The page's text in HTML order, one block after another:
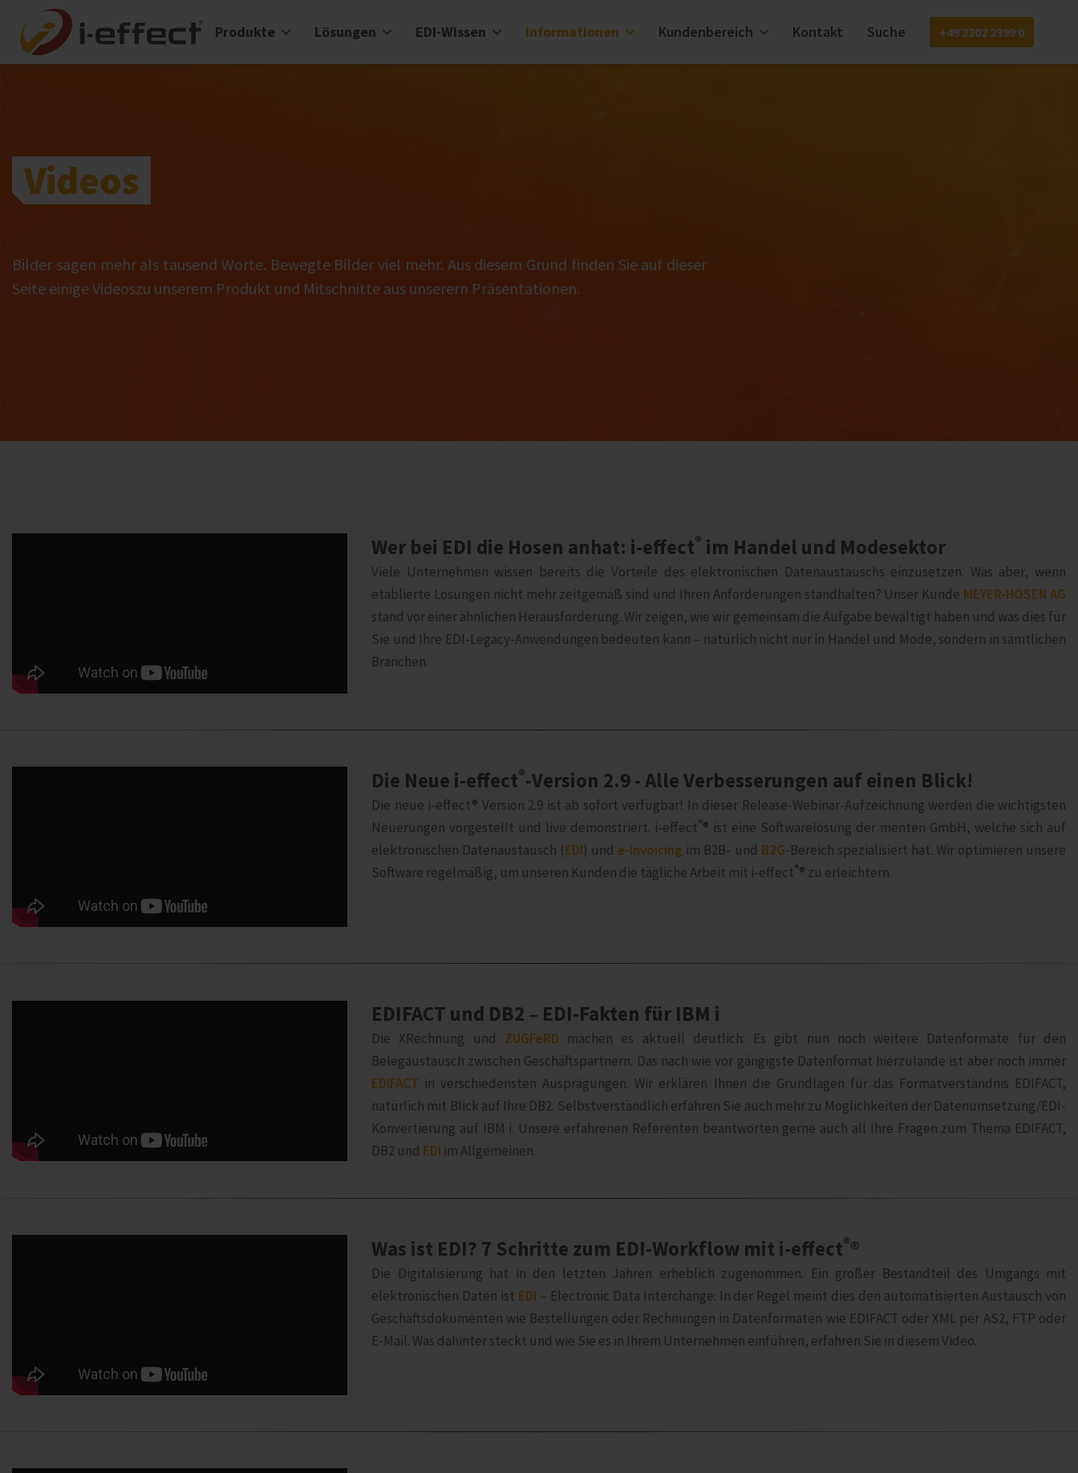
Produkte Lösungen EDI-Wissen Informationen Kundenbereich Kontakt Suche +49 2202 2399 0
Videos
Bilder sagen mehr als tausend Worte. Bewegte Bilder viel mehr. Aus diesem Grund finden Sie auf dieser
Seite einige Videoszu unserem Produkt und Mitschnitte aus unserern Präsentationen.
Wer bei EDI die Hosen anhat: i‑effect® im Handel und Modesektor
Viele Unternehmen wissen bereits die Vorteile des elektronischen Datenaustauschs einzusetzen. Was aber, wenn
etablierte Lösungen nicht mehr zeitgemäß sind und Ihren Anforderungen standhalten? Unser Kunde MEYER-HOSEN AG
stand vor einer ähnlichen Herausforderung. Wir zeigen, wie wir gemeinsam die Aufgabe bewältigt haben und was dies für
Sie und Ihre EDI-Legacy-Anwendungen bedeuten kann – natürlich nicht nur in Handel und Mode, sondern in sämtlichen
Branchen.
Die Neue i‑effect®-Version 2.9 - Alle Verbesserungen auf einen Blick!
Die neue i‑effect® Version 2.9 ist ab sofort verfügbar! In dieser Release-Webinar-Aufzeichnung werden die wichtigsten
Neuerungen vorgestellt und live demonstriert. i‑effect®® ist eine Softwarelösung der menten GmbH, welche sich auf
elektronischen Datenaustausch (EDI) und e-Invoicing im B2B- und B2G-Bereich spezialisiert hat. Wir optimieren unsere
Software regelmäßig, um unseren Kunden die tägliche Arbeit mit i‑effect®® zu erleichtern.
EDIFACT und DB2 – EDI-Fakten für IBM i
Die XRechnung und ZUGFeRD machen es aktuell deutlich: Es gibt nun noch weitere Datenformate für den
Belegaustausch zwischen Geschäftspartnern. Das nach wie vor gängigste Datenformat hierzulande ist aber noch immer
EDIFACT in verschiedensten Ausprägungen. Wir erklären Ihnen die Grundlagen für das Formatverständnis EDIFACT,
natürlich mit Blick auf Ihre DB2. Selbstverständlich erfahren Sie auch mehr zu Möglichkeiten der Datenumsetzung/EDI-
Konvertierung auf IBM i. Unsere erfahrenen Referenten beantworten gerne auch all Ihre Fragen zum Thema EDIFACT,
DB2 und EDI im Allgemeinen.
Was ist EDI? 7 Schritte zum EDI-Workflow mit i‑effect®®
Die Digitalisierung hat in den letzten Jahren erheblich zugenommen. Ein großer Bestandteil des Umgangs mit
elektronischen Daten ist EDI – Electronic Data Interchange: In der Regel meint dies den automatisierten Austausch von
Geschäftsdokumenten wie Bestellungen oder Rechnungen in Datenformaten wie EDIFACT oder XML per AS2, FTP oder
E-Mail. Was dahinter steckt und wie Sie es in Ihrem Unternehmen einführen, erfahren Sie in diesem Video.